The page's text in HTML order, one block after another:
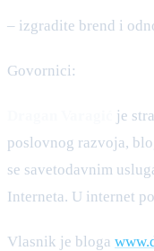
– izgradite brend i
Govornici:
je
poslovnog razvoja,
se savetodavnim
Interneta. U internet
Vlasnik je bloga